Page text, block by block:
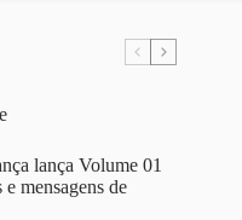
lança Volume 01
mensagens de